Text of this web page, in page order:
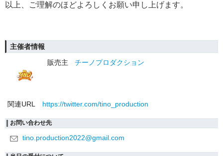
以上、ご理解のほどよろしくお願い申し上げます。
主催者情報
販売主
チーノプロダクション
関連URL https://twitter.com/tino_production
お問い合わせ先
tino.production2022@gmail.com